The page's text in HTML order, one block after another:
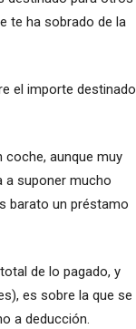
te ha sobrado de la
el importe destinado
aunque muy
a suponer mucho
barato un préstamo
de lo pagado, y
es sobre la que se
a deducción.